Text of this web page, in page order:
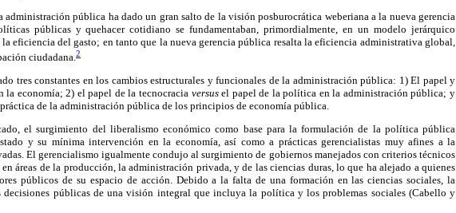
administración pública ha dado un gran salto de la visión posburocrática weberiana a la nueva gerencia
públicas y quehacer cotidiano se fundamentaban, primordialmente, en un modelo jerárquico
eficiencia del gasto; en tanto que la nueva gerencia pública resalta la eficiencia administrativa global,
ciudadana. 2
tres constantes en los cambios estructurales y funcionales de la administración pública: 1) El papel y
economía; 2) el papel de la tecnocracia versusel papel de la política en la administración pública; y
de la administración pública de los principios de economía pública.
el surgimiento del liberalismo económico como base para la formulación de la política pública
y su mínima intervención en la economía, así como a prácticas gerencialistas muy afines a la
El gerencialismo igualmente condujo al surgimiento de gobiernos manejados con criterios técnicos
áreas de la producción, la administración privada, y de las ciencias duras, lo que ha alejado a quienes
públicos de su espacio de acción. Debido a la falta de una formación en las ciencias sociales, la
decisiones públicas de una visión integral que incluya la política y los problemas sociales (Cabello y